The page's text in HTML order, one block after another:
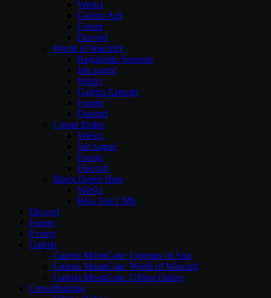
Wieści
Galeria Arii
Forum
Discord
World of Warcraft
Regulamin Serwera
Jak zagrać
Wieści
Galeria Azeroth
Forum
Discord
Conan Exiles
Wieści
Jak zagrać
Forum
Discord
Black Desert Beta
Wieści
Beta Test CMS
Discord
Forum
Eventy
Galeria
Galeria MoonGate: Legends of Aria
Galeria MoonGate: World of Warcraft
Galeria MoonGate: Ultima Online
Crowdfunding